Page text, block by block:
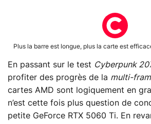
Plus la barre est longue, plus la carte est
En passant sur le test Cyberpunk
profiter des progrès de la multi-
cartes AMD sont logiquement en
n’est cette fois plus question de
petite GeForce RTX 5060 Ti. En